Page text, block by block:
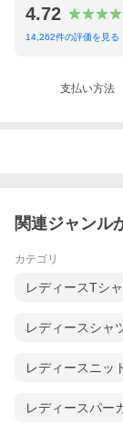
4.72
14,262件の評価を見る
支払い方法
関連ジャンル
カテゴリ
レディースTシ
レディースシャ
レディースニッ
レディースパー